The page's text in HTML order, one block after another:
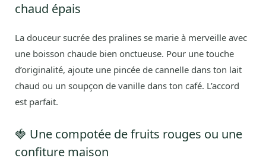
chaud épais
La douceur sucrée des pralines se marie à merveille avec
une boisson chaude bien onctueuse. Pour une touche
d’originalité, ajoute une pincée de cannelle dans ton lait
chaud ou un soupçon de vanille dans ton café. L’accord
est parfait.
🍓 Une compotée de fruits rouges ou une
confiture maison